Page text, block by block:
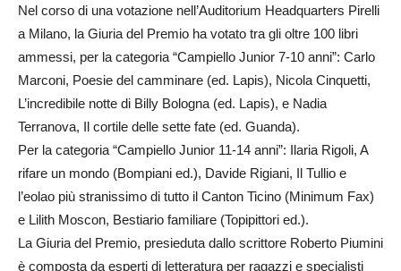
Nel corso di una votazione nell’Auditorium Headquarters Pirelli
a Milano, la Giuria del Premio ha votato tra gli oltre 100 libri
ammessi, per la categoria “Campiello Junior 7-10 anni”: Carlo
Marconi, Poesie del camminare (ed. Lapis), Nicola Cinquetti,
L’incredibile notte di Billy Bologna (ed. Lapis), e Nadia
Terranova, Il cortile delle sette fate (ed. Guanda).
Per la categoria “Campiello Junior 11-14 anni”: Ilaria Rigoli, A
rifare un mondo (Bompiani ed.), Davide Rigiani, Il Tullio e
l’eolao più stranissimo di tutto il Canton Ticino (Minimum Fax)
e Lilith Moscon, Bestiario familiare (Topipittori ed.).
La Giuria del Premio, presieduta dallo scrittore Roberto Piumini
è composta da esperti di letteratura per ragazzi e specialisti